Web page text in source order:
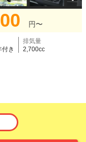
円〜
付き
排気量
2,700cc